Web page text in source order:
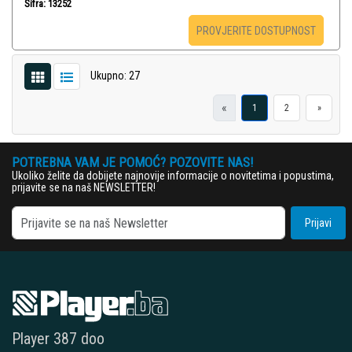
Šifra: 13252
PROVJERITE DOSTUPNOST
Ukupno: 27
« 1 2 »
POTREBNA VAM JE POMOĆ? POZOVITE NAS!
Ukoliko želite da dobijete najnovije informacije o novitetima i popustima,
prijavite se na naš NEWSLETTER!
Prijavi
Player 387 doo